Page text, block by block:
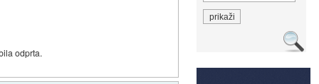
odprta.